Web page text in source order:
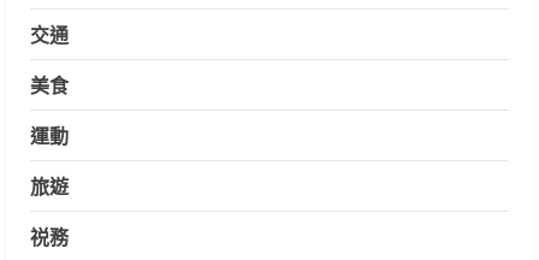
交通
美食
運動
旅遊
祱務